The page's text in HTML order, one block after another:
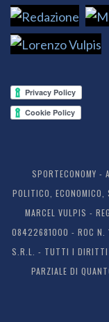
SPORTECONOMY -
POLITICO, ECONOMICO,
MARCEL VULPIS -
08422681000 - ROC N.
S.R.L. - TUTTI I DIRITTI
PARZIALE DI